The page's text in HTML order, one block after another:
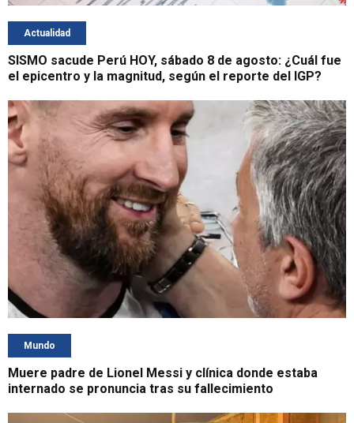
Actualidad
SISMO sacude Perú HOY, sábado 8 de agosto: ¿Cuál fue
el epicentro y la magnitud, según el reporte del IGP?
Mundo
Muere padre de Lionel Messi y clínica donde estaba
internado se pronuncia tras su fallecimiento